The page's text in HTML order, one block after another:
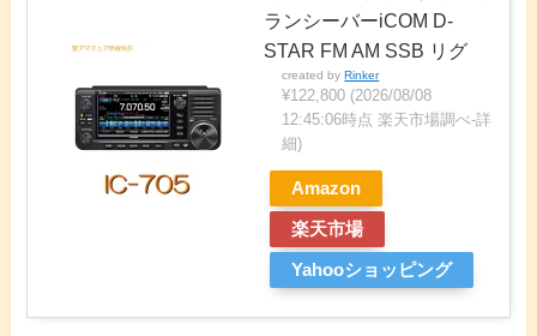
ランシーバーiCOM D-
STAR FM AM SSB リグ
created byRinker
¥122,800 (2026/08/08
12:45:06時点 楽天市場調べ-詳
細)
Amazon
楽天市場
Yahooショッピング